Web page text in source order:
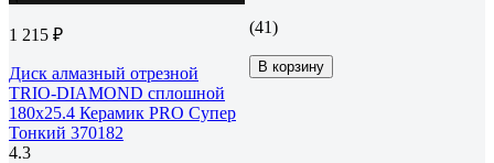
1 215 ₽
Диск алмазный отрезной
TRIO-DIAMOND сплошной
180x25.4 Керамик PRO Супер
Тонкий 370182
4.3
(41)
В корзину